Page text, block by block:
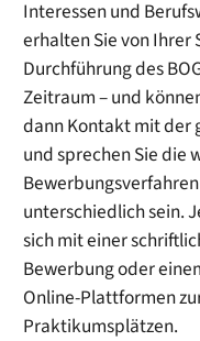
Interessen und
erhalten Sie von Ihrer
Durchführung des
Zeitraum – und
dann Kontakt mit der
und sprechen Sie die
unterschiedlich sein.
sich mit einer
Bewerbung oder
Online-Plattformen
Praktikumsplätzen.